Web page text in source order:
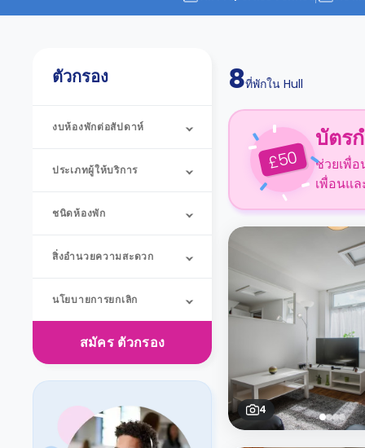
ตัวกรอง
งบห้องพักต่อสัปดาห์
ประเภทผู้ให้บริการ
ชนิดห้องพัก
สิ่งอำนวยความสะดวก
นโยบายการยกเลิก
สมัคร ตัวกรอง
8ที่พักใน Hull
£50
บัตร
ช่วยเพื่
เพื่อนแ
4